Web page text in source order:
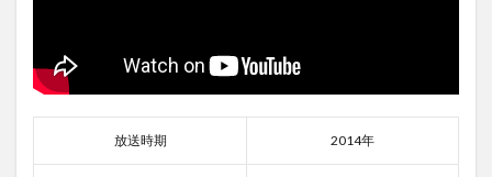
放送時期 2014年